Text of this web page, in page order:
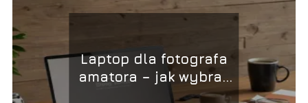
Laptop dla fotografa
amatora – jak wybrać
najlepszy model?